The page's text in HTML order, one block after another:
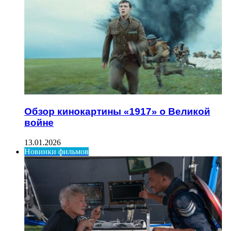
Обзор кинокартины «1917» о Великой
войне
13.01.2026
Новинки фильмов